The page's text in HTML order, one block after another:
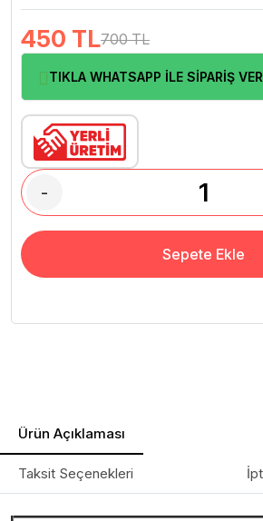
450 TL700 TL
TIKLA WHATSAPP İLE SİPARİŞ VER
-
Sepete Ekle
Ürün Açıklaması
Taksit Seçenekleri